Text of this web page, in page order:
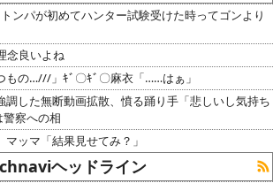
トンパが初めてハンター試験受けた時ってゴンより
念良いよね
もの…///」ｷﾞ〇ｷﾞ〇麻衣「……はぁ」
調した無断動画拡散、憤る踊り手「悲しいし気持ち
察への相
ッマ「結果見せてみ？」
ヘッドライン